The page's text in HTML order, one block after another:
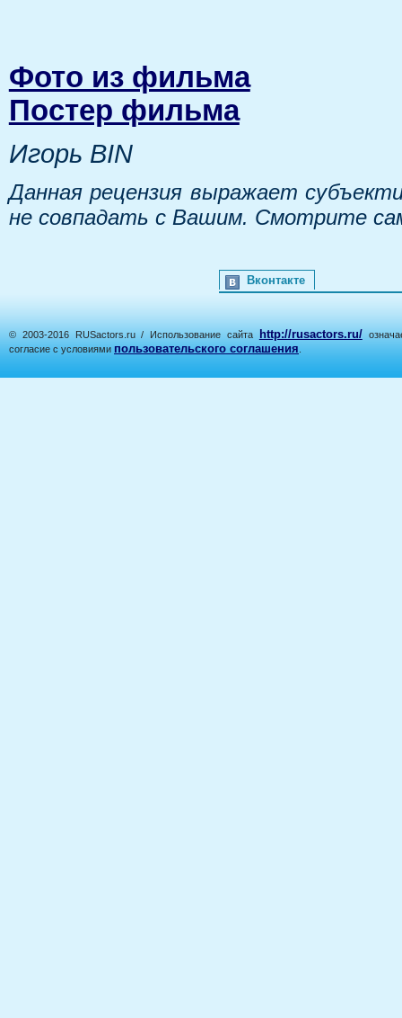
Фото из фильма
Постер фильма
Игорь BIN
Данная рецензия выражает
не совпадать с Вашим. Смотрите
Вконтакте
© 2003-2016 RUSactors.ru / Использование сайта http://rusactors.ru/
согласие с условиями пользовательского соглашения